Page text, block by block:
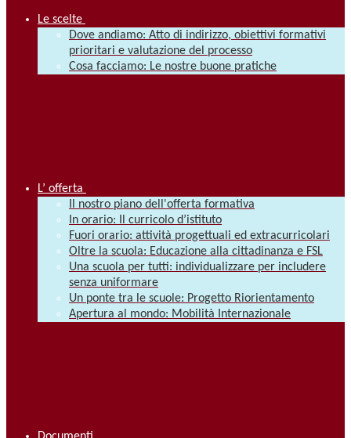
Le scelte
Dove andiamo: Atto di indirizzo, obiettivi formativi
prioritari e valutazione del processo
Cosa facciamo: Le nostre buone pratiche
L’ offerta
Il nostro piano dell'offerta formativa
In orario: Il curricolo d’istituto
Fuori orario: attività progettuali ed extracurricolari
Oltre la scuola: Educazione alla cittadinanza e FSL
Una scuola per tutti: individualizzare per includere
senza uniformare
Un ponte tra le scuole: Progetto Riorientamento
Apertura al mondo: Mobilità Internazionale